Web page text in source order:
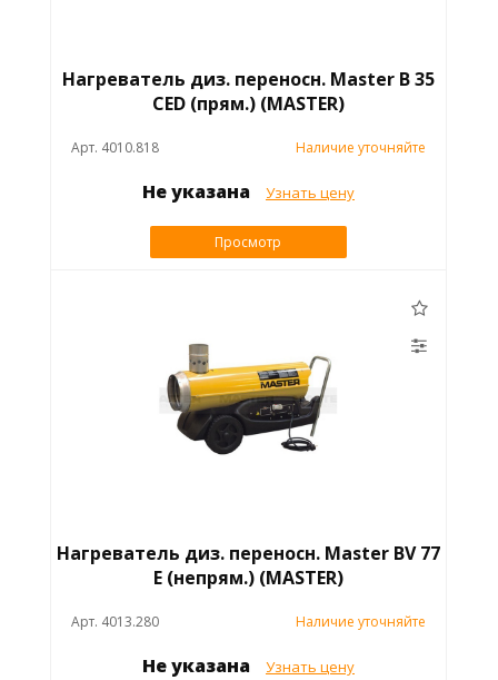
Нагреватель диз. переносн. Master B 35
CED (прям.) (MASTER)
Арт. 4010.818 Наличие уточняйте
Не указана Узнать цену
Просмотр
Нагреватель диз. переносн. Master BV 77
E (непрям.) (MASTER)
Арт. 4013.280 Наличие уточняйте
Не указана Узнать цену